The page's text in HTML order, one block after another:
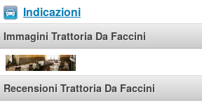
Indicazioni
Immagini Trattoria Da Faccini
Recensioni Trattoria Da Faccini